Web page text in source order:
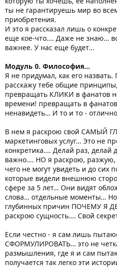
ты не гарантируешь мир во
приобретения.
И это я рассказал лишь о
еще кое-что…. Даже не знаю…
важнее. У нас еще будет...
Модуль 0. Философия…
Я не придумал, как его назвать.
расскажу тебе общие
превращать КЛИКИ в фанатов
времени! превращать в
ненавидеть… И то и то -
В нем я раскрою свой САМЫЙ
маркетинговых услуг… Это не
конкретика…. Делай раз, делай
важно…. НО я раскрою, разжую,
чего не могут увидеть и до сих
которые видели внешнюю
сфере за 5 лет… Они видят
слова… отдельные моменты…
глубинных причин ПОЧЕМУ Я
раскрою сущность…. Свой
Если честно - я сам лишь
СФОРМУЛИРОВАТЬ… это не
размышления, где я и сам
получается так легко эти